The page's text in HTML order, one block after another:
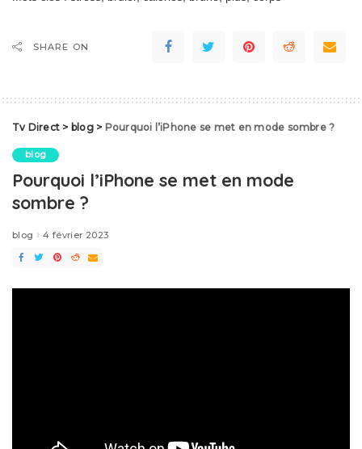
SHARE ON
Tv Direct > blog> Pourquoi l’iPhone se met en mode sombre ?
blog
Pourquoi l’iPhone se met en mode
sombre ?
blog 4 février 2023